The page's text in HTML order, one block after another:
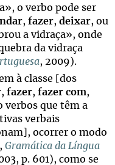
o verbo pode ser
, fazer, deixar, ou
a vidraça», onde
da vidraça
, 2009).
à classe [dos
, fazer, fazer com,
verbos que têm a
verbais
ocorrer o modo
, Gramática da Língua
p. 601), como se